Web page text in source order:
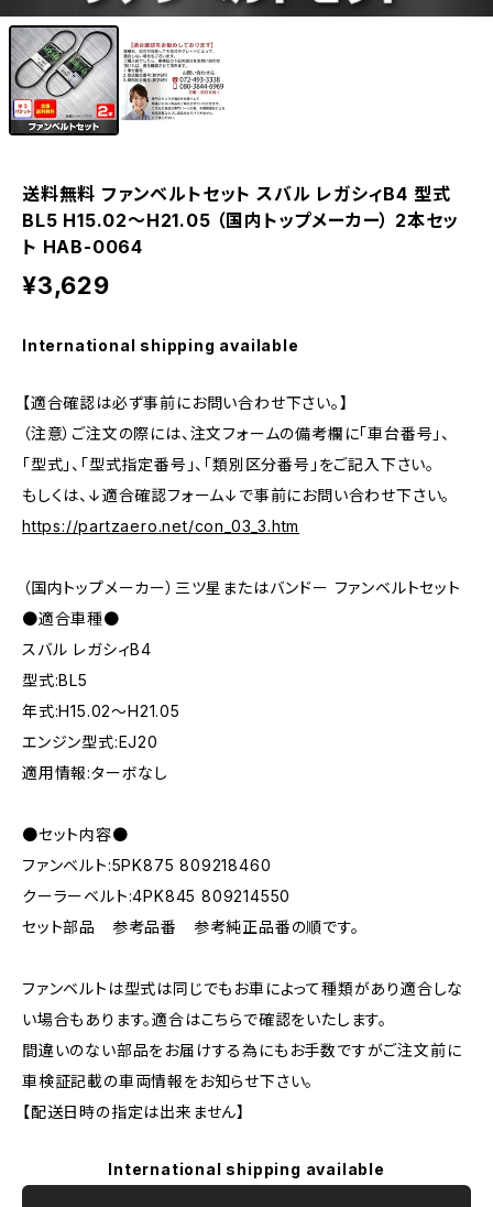
送料無料 ファンベルトセット スバル レガシィB4 型式
BL5 H15.02～H21.05 （国内トップメーカー） 2本セッ
ト HAB-0064
¥3,629
International shipping available
【適合確認は必ず事前にお問い合わせ下さい。】
（注意）ご注文の際には、注文フォームの備考欄に「車台番号」、
「型式」、「型式指定番号」、「類別区分番号」をご記入下さい。
もしくは、↓適合確認フォーム↓で事前にお問い合わせ下さい。
https://partzaero.net/con_03_3.htm
（国内トップメーカー）三ツ星またはバンドー ファンベルトセット
●適合車種●
スバル レガシィB4
型式:BL5
年式:H15.02～H21.05
エンジン型式:EJ20
適用情報:ターボなし
●セット内容●
ファンベルト:5PK875 809218460
クーラーベルト:4PK845 809214550
セット部品 参考品番 参考純正品番の順です。
ファンベルトは型式は同じでもお車によって種類があり適合しな
い場合もあります。適合はこちらで確認をいたします。
間違いのない部品をお届けする為にもお手数ですがご注文前に
車検証記載の車両情報をお知らせ下さい。
【配送日時の指定は出来ません】
International shipping available